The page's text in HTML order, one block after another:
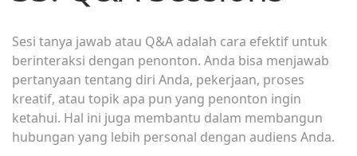
Sesi tanya jawab atau Q&A adalah cara efektif untuk
berinteraksi dengan penonton. Anda bisa menjawab
pertanyaan tentang diri Anda, pekerjaan, proses
kreatif, atau topik apa pun yang penonton ingin
ketahui. Hal ini juga membantu dalam membangun
hubungan yang lebih personal dengan audiens Anda.